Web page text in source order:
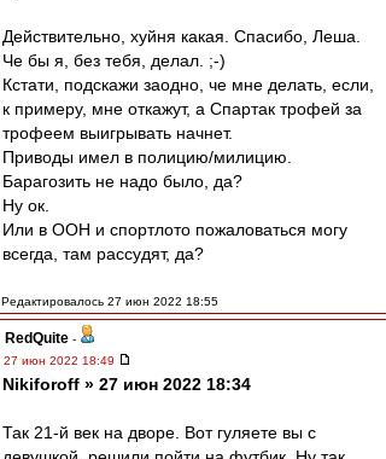
Действительно, хуйня какая. Спасибо, Леша.
Че бы я, без тебя, делал. ;-)
Кстати, подскажи заодно, че мне делать, если,
к примеру, мне откажут, а Спартак трофей за
трофеем выигрывать начнет.
Приводы имел в полицию/милицию.
Барагозить не надо было, да?
Ну ок.
Или в ООН и спортлото пожаловаться могу
всегда, там рассудят, да?
Редактировалось 27 июн 2022 18:55
RedQuite -
27 июн 2022 18:49
Nikiforoff » 27 июн 2022 18:34
Так 21-й век на дворе. Вот гуляете вы с